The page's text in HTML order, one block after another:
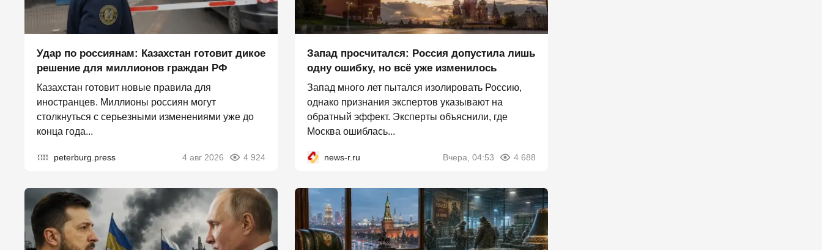
Удар по россиянам: Казахстан готовит дикое
решение для миллионов граждан РФ
Казахстан готовит новые правила для
иностранцев. Миллионы россиян могут
столкнуться с серьезными изменениями уже до
конца года...
peterburg.press 4 авг 2026 4 924
Запад просчитался: Россия допустила лишь
одну ошибку, но всё уже изменилось
Запад много лет пытался изолировать Россию,
однако признания экспертов указывают на
обратный эффект. Эксперты объяснили, где
Москва ошиблась...
news-r.ru Вчера, 04:53 4 688